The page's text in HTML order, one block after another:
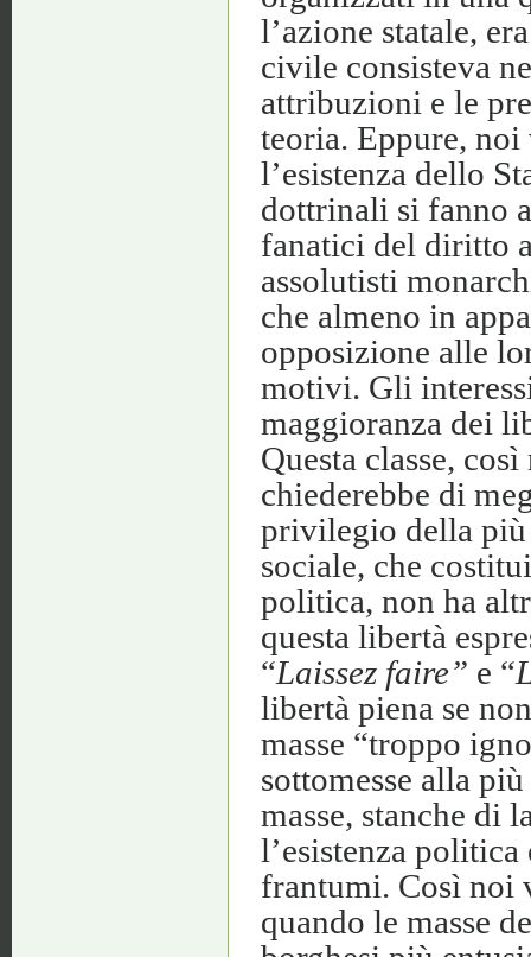
l’azione statale,
civile consisteva
attribuzioni e le
teoria. Eppure,
l’esistenza dello
dottrinali si fanno
fanatici del diritto
assolutisti
che almeno in
opposizione alle
motivi. Gli
maggioranza dei
Questa classe,
chiederebbe di
privilegio della più
sociale, che
politica, non ha
questa libertà
“Laissez faire” e “
libertà piena se
masse “troppo
sottomesse alla
masse, stanche di
l’esistenza
frantumi. Così noi
quando le masse